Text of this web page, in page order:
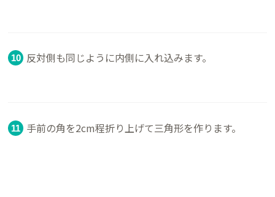
反対側も同じように内側に入れ込みます。
手前の角を2cm程折り上げて三角形を作ります。